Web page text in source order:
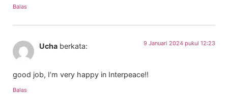
Balas
Ucha berkata: 9 Januari 2024 pukul 12:23
good job, I’m very happy in Interpeace!!
Balas